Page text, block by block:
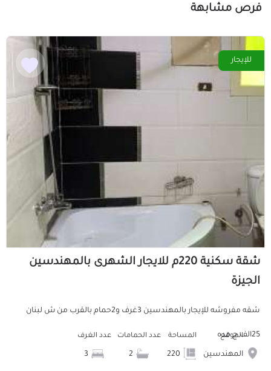
فرص مشابهة
للإيجار
شقة سكنية 220م للايجار الشهرى بالمهندسين
الجيزة
شقه مفروشه للإيجار بالمهندسين 3غرف و2حمام بالقرب من ش لبنان
25الف ج مده الموقع
المهندسين
المساحة عدد الحمامات عدد الغرف